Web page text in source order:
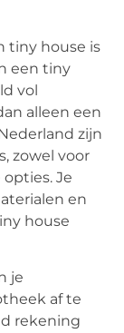
tiny house is
een tiny
vol
alleen een
zijn
zowel voor
Je
en
house
je
af te
rekening